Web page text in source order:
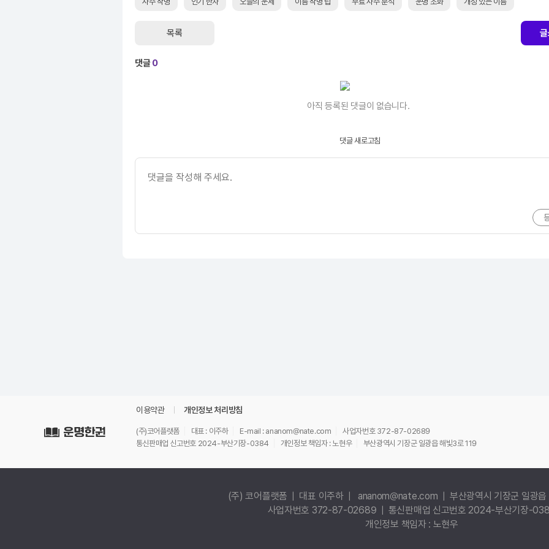
목록
댓글0
아직 등록된 댓글이 없습니다.
댓글 새로고침
이용약관 개인정보 처리방침
(주)코어플랫폼 대표 : 이주하 E-mail : ananom@nate.com
사업자번호 372-87-02689
통신판매업 신고번호 2024-부산기장-0384
개인정보 책임자 : 노현우 부산광역시 기장군 일광읍 해빛3로 119
(주) 코어플랫폼 | 대표 이주하 | ananom@nate.com | 부산광역시 기장군 일광읍
사업자번호 372-87-02689 | 통신판매업 신고번호 2024-부산기장-
개인정보 책임자 : 노현우